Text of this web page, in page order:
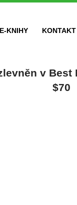
E-KNIHY KONTAKT
v
$70